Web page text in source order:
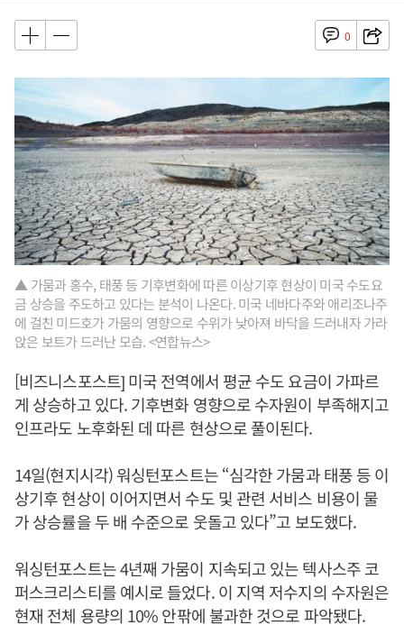
0
▲ 가뭄과 홍수, 태풍 등 기후변화에 따른 이상기후 현상이 미국 수도요
금 상승을 주도하고 있다는 분석이 나온다. 미국 네바다주와 애리조나주
에 걸친 미드호가 가뭄의 영향으로 수위가 낮아져 바닥을 드러내자 가라
앉은 보트가 드러난 모습. <연합뉴스>
[비즈니스포스트] 미국 전역에서 평균 수도 요금이 가파르
게 상승하고 있다. 기후변화 영향으로 수자원이 부족해지고
인프라도 노후화된 데 따른 현상으로 풀이된다.
14일(현지시각) 워싱턴포스트는 “심각한 가뭄과 태풍 등 이
상기후 현상이 이어지면서 수도 및 관련 서비스 비용이 물
가 상승률을 두 배 수준으로 웃돌고 있다”고 보도했다.
워싱턴포스트는 4년째 가뭄이 지속되고 있는 텍사스주 코
퍼스크리스티를 예시로 들었다. 이 지역 저수지의 수자원은
현재 전체 용량의 10% 안팎에 불과한 것으로 파악됐다.